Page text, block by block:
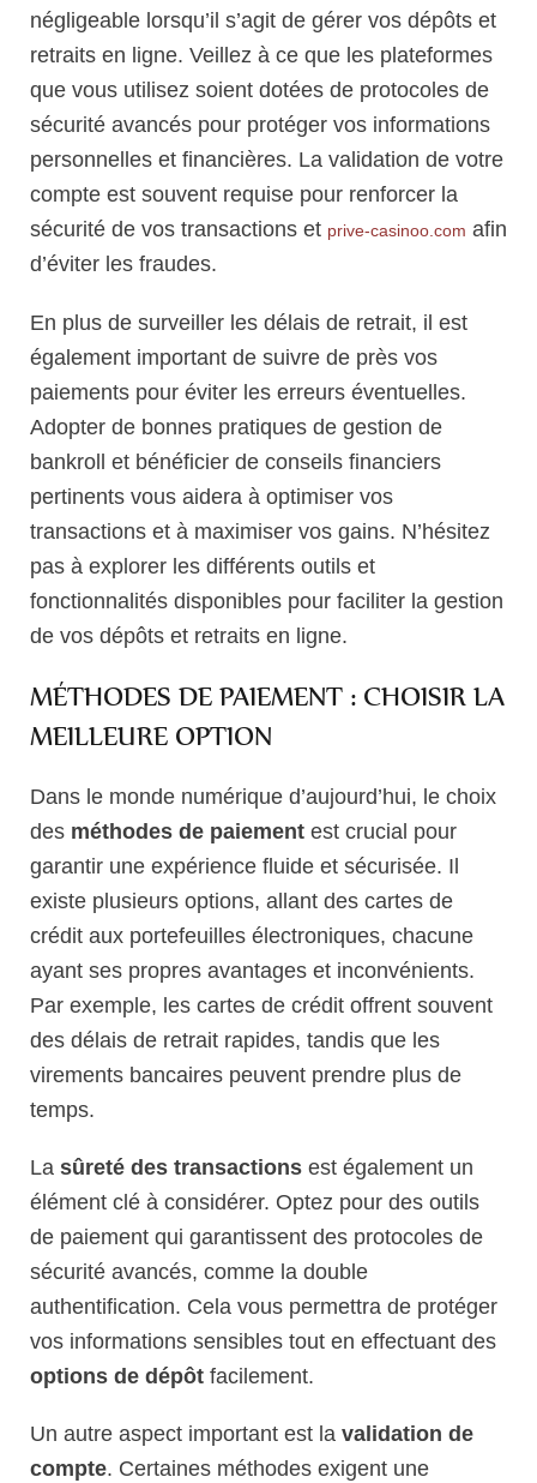
négligeable lorsqu’il s’agit de gérer vos dépôts et
retraits en ligne. Veillez à ce que les plateformes
que vous utilisez soient dotées de protocoles de
sécurité avancés pour protéger vos informations
personnelles et financières. La validation de votre
compte est souvent requise pour renforcer la
sécurité de vos transactions et prive-casinoo.com afin
d’éviter les fraudes.
En plus de surveiller les délais de retrait, il est
également important de suivre de près vos
paiements pour éviter les erreurs éventuelles.
Adopter de bonnes pratiques de gestion de
bankroll et bénéficier de conseils financiers
pertinents vous aidera à optimiser vos
transactions et à maximiser vos gains. N’hésitez
pas à explorer les différents outils et
fonctionnalités disponibles pour faciliter la gestion
de vos dépôts et retraits en ligne.
MÉTHODES DE PAIEMENT : CHOISIR LA
MEILLEURE OPTION
Dans le monde numérique d’aujourd’hui, le choix
des méthodes de paiement est crucial pour
garantir une expérience fluide et sécurisée. Il
existe plusieurs options, allant des cartes de
crédit aux portefeuilles électroniques, chacune
ayant ses propres avantages et inconvénients.
Par exemple, les cartes de crédit offrent souvent
des délais de retrait rapides, tandis que les
virements bancaires peuvent prendre plus de
temps.
La sûreté des transactions est également un
élément clé à considérer. Optez pour des outils
de paiement qui garantissent des protocoles de
sécurité avancés, comme la double
authentification. Cela vous permettra de protéger
vos informations sensibles tout en effectuant des
options de dépôt facilement.
Un autre aspect important est la validation de
compte. Certaines méthodes exigent une